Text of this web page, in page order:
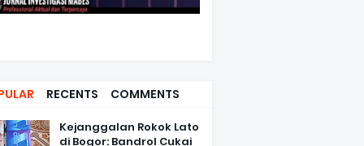
RECENTS COMMENTS
Kejanggalan Rokok Lato
di Bogor: Bandrol Cukai